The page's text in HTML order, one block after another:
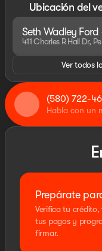
Ubicación del
Seth Wadley Ford
411 Charles R Hall Dr,
Ver todos
(580) 722-
Habla con un
Prepárate
Verifica tu
tus pagos y
firmar.